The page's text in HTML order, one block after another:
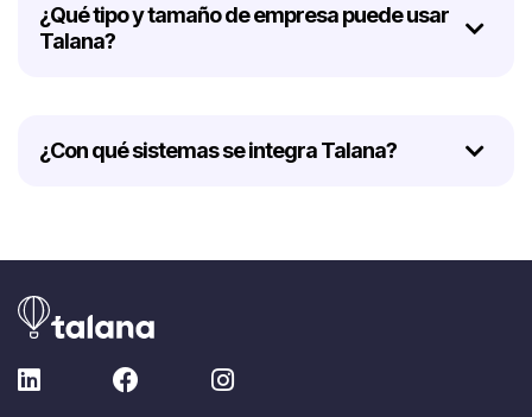
¿Qué tipo y tamaño de empresa puede usar
Talana?
¿Con qué sistemas se integra Talana?